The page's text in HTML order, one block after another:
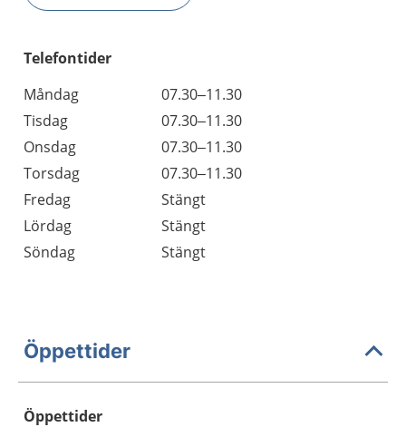
Telefontider
Måndag
07.30–11.30
Tisdag
07.30–11.30
Onsdag
07.30–11.30
Torsdag
07.30–11.30
Fredag
Stängt
Lördag
Stängt
Söndag
Stängt
Öppettider
Öppettider